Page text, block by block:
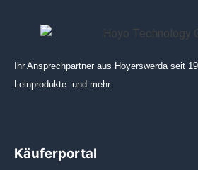
Ihr Ansprechpartner aus Hoyerswerda seit
Leinprodukte und mehr.
Käuferportal